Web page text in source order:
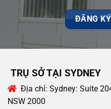
ĐĂNG
TRỤ SỞ TẠI SYDNEY
Địa chỉ: Sydney: Suite
NSW 2000